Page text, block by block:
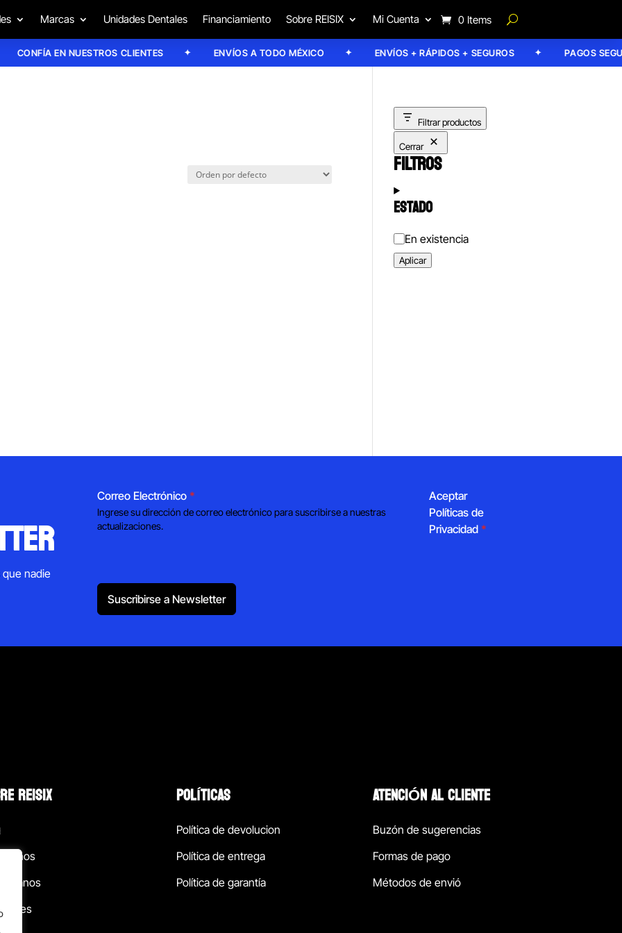
Marcas Unidades Dentales Financiamiento Sobre REISIX Mi Cuenta 0 Items
CONFÍA EN NUESTROS CLIENTES ENVÍOS A TODO MÉXICO ENVÍOS + RÁPIDOS + SEGUROS PAGOS
Filtrar productos
Cerrar
FILTROS
ESTADO
Estado
En existencia
Aplicar
nadie
Correo Electrónico *
Ingrese su dirección de correo electrónico para suscribirse a nuestras
actualizaciones.
Aceptar
Políticas de
Privacidad *
Suscribirse a Newsletter
REISIX POLÍTICAS
Política de devolucion
Política de entrega
Política de garantía
ATENCIÓN AL CLIENTE
Buzón de sugerencias
Formas de pago
Métodos de envió